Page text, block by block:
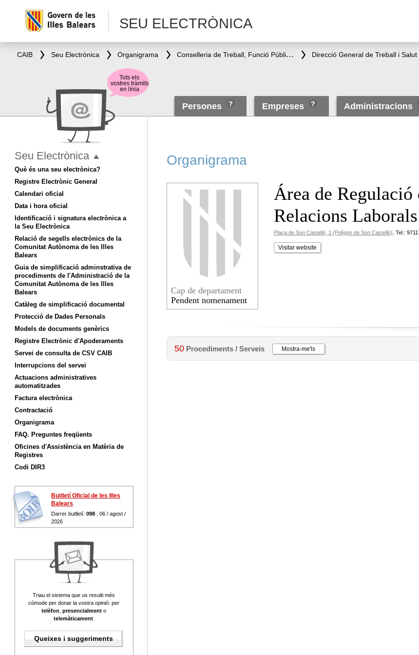
SEU ELECTRÒNICA
CAIB Seu Electrònica Organigrama Conselleria de Treball, Funció Pública i Diàleg Social
Persones Empreses Administracions
Organigrama
Cap de departament
Pendent nomenament
Área de
Relacions Laborals
Plaça de Son Castelló, 1 (Polígon de Son Castelló). Tel.:
Visitar website
50 Procediments / Serveis Mostra-me'ls
Tots els
vostres tràmits
en línia
Seu Electrònica
Què és una seu electrònica?
Registre Electrònic General
Calendari oficial
Data i hora oficial
Identificació i signatura electrònica a
la Seu Electrònica
Relació de segells electrònics de la
Comunitat Autònoma de les Illes
Balears
Guia de simplificació adminstrativa de
procediments de l'Administració de la
Comunitat Autònoma de les Illes
Balears
Catàleg de simplificació documental
Protecció de Dades Personals
Models de documents genèrics
Registre Electrònic d'Apoderaments
Servei de consulta de CSV CAIB
Interrupcions del servei
Actuacions administratives
automatitzades
Factura electrònica
Contractació
Organigrama
FAQ. Preguntes freqüents
Oficines d'Assistència en Matèria de
Registres
Codi DIR3
Butlletí Oficial de les Illes
Balears
Darrer butlletí:098 , 06 / agost /
2026
Triau el sistema que us resulti més
còmode per donar la vostra opinió: per
telèfon ,presencialment o
telemàticament.
Queixes i suggeriments